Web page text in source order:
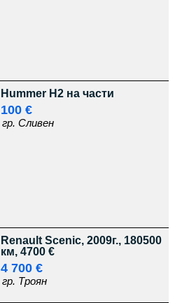
Hummer H2 на части
100 €
гр. Сливен
Renault Scenic, 2009г., 180500
км, 4700 €
4 700 €
гр. Троян